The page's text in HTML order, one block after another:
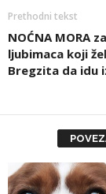
Prethodni tekst
NOĆNA MORA
ljubimaca koji
Bregzita da idu